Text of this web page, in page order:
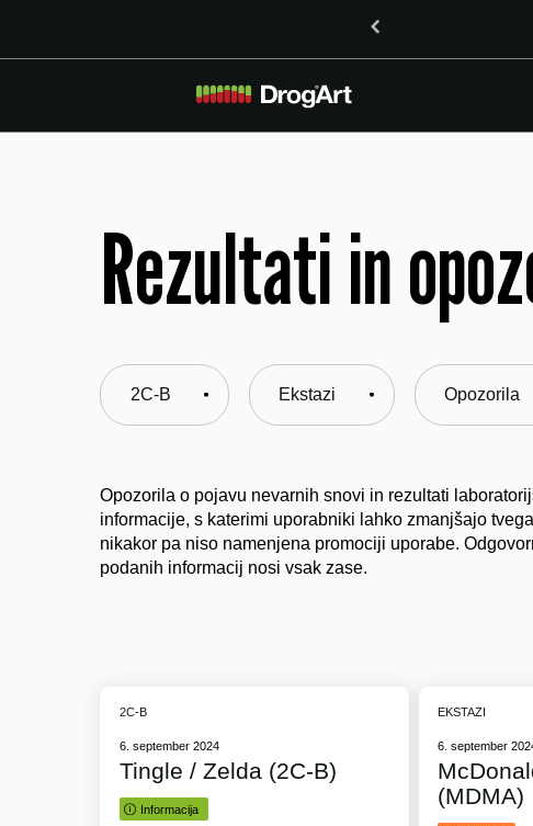
Rezultati in
2C-B Ekstazi Opozorila
Opozorila o pojavu nevarnih snovi in rezultati
informacije, s katerimi uporabniki lahko zmanjšajo
nikakor pa niso namenjena promociji uporabe.
podanih informacij nosi vsak zase.
2C-B
6. september 2024
Tingle / Zelda (2C-B)
Informacija
EKSTAZI
6. september
(MDMA)